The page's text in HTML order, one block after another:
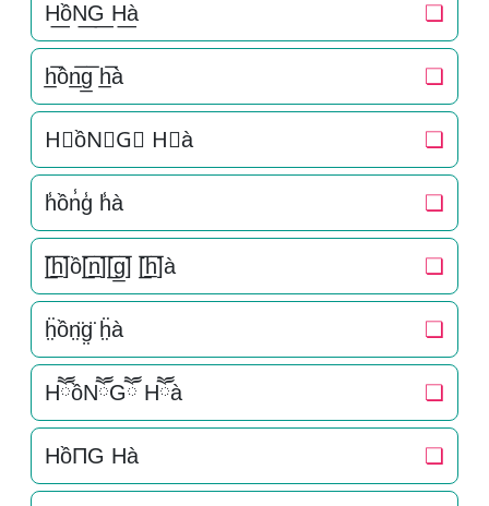
H͟ồN͟G͟ H͟à ❏
h̲̅ồn̲̅g̲̅ h̲̅à ❏
H⃣ồN⃣G⃣ H⃣à ❏
h̾ồn̾g̾ h̾à ❏
[̲̅h̲̅]ồ[̲̅n̲̅][̲̅g̲̅] [̲̅h̲̅]à ❏
ḧ̤ồn̤̈g̤̈ ḧ̤à ❏
HཽồNཽGཽ Hཽà ❏
HồΠG Hà ❏